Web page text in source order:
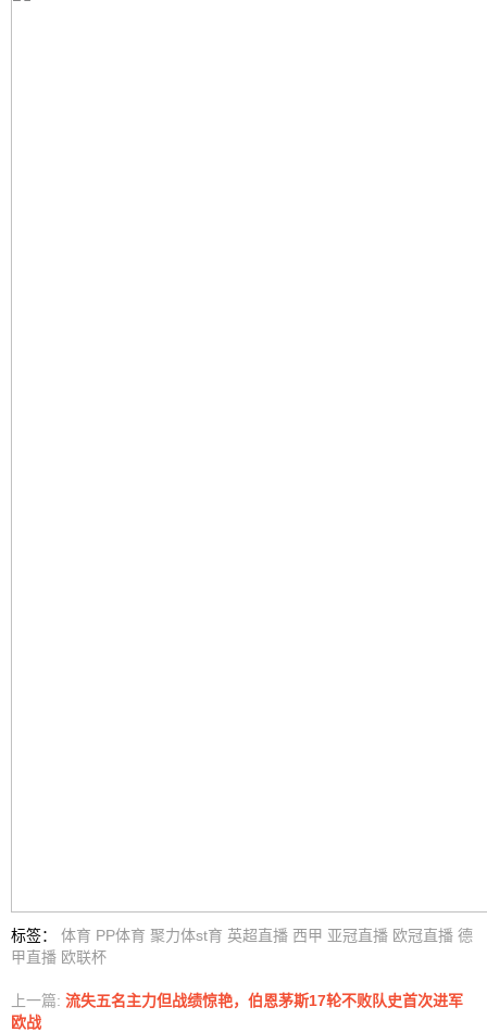
标签： 体育 PP体育 聚力体st育 英超直播 西甲 亚冠直播 欧冠直播 德
甲直播 欧联杯
上一篇: 流失五名主力但战绩惊艳，伯恩茅斯17轮不败队史首次进军
欧战